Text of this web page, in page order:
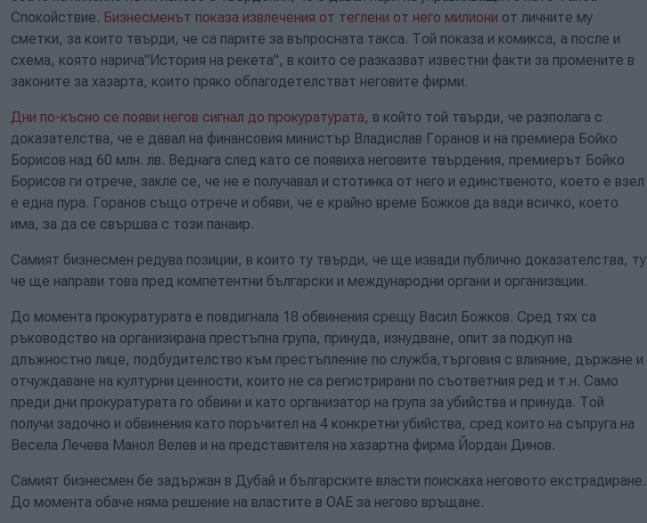
Спокойствие. Бизнесменът показа извлечения от теглени от него милиони от личните му
сметки, за които твърди, че са парите за въпросната такса. Той показа и комикса, а после и
схема, която нарича"История на рекета", в които се разказват известни факти за промените в
законите за хазарта, които пряко облагодетелстват неговите фирми.
Дни по-късно се появи негов сигнал до прокуратурата, в който той твърди, че разполага с
доказателства, че е давал на финансовия министър Владислав Горанов и на премиера Бойко
Борисов над 60 млн. лв. Веднага след като се появиха неговите твърдения, премиерът Бойко
Борисов ги отрече, закле се, че не е получавал и стотинка от него и единственото, което е взел
е една пура. Горанов също отрече и обяви, че е крайно време Божков да вади всичко, което
има, за да се свършва с този панаир.
Самият бизнесмен редува позиции, в които ту твърди, че ще извади публично доказателства, ту
че ще направи това пред компетентни български и международни органи и организации.
До момента прокуратурата е повдигнала 18 обвинения срещу Васил Божков. Сред тях са
ръководство на организирана престъпна група, принуда, изнудване, опит за подкуп на
длъжностно лице, подбудителство към престъпление по служба,търговия с влияние, държане и
отчуждаване на културни ценности, които не са регистрирани по съответния ред и т.н. Само
преди дни прокуратурата го обвини и като организатор на група за убийства и принуда. Той
получи задочно и обвинения като поръчител на 4 конкретни убийства, сред които на съпруга на
Весела Лечева Манол Велев и на представителя на хазартна фирма Йордан Динов.
Самият бизнесмен бе задържан в Дубай и българските власти поискаха неговото екстрадиране.
До момента обаче няма решение на властите в ОАЕ за негово връщане.